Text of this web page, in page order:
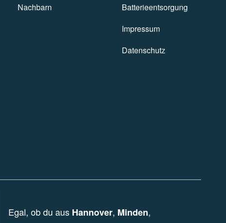
Nachbargeschäfte
Nachbarn
Batterieentsorgung
Batterieentsorgung
Impressum
Impressum
Datenschutz
Datenschutz
Egal, ob du aus Hannover, Minden,